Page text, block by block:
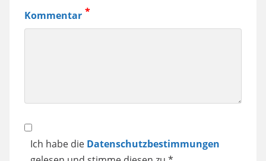
Samsung
Kommentar
Datenschutz
Ich habe die Datenschutzbestimmungen